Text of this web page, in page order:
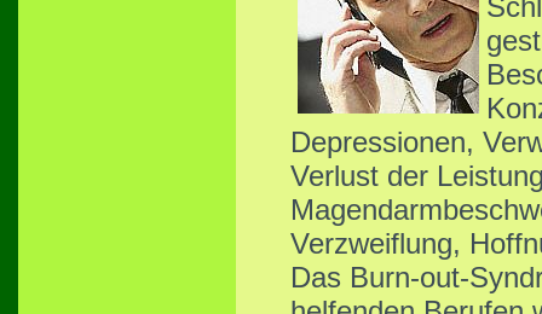
Depressionen,
Verlust der
Verzweiflung,
Das Burn-out-